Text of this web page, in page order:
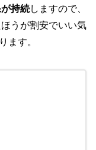
持続しますので、
うが割安でいい気
ます。